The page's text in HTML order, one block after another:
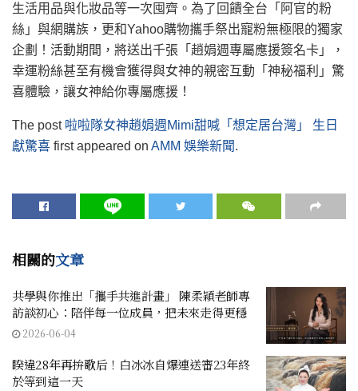
生活用品與化妝品等一次囤齊。為了回饋全台「阿官的粉
絲」與網購族，更和Yahoo購物攜手祭出寵粉無極限的獨家
企劃！活動期間，將送出千張「趙娟週專屬應援簽名卡」，
幸運粉絲甚至有機會獲得與女神的親密互動「神秘福利」驚
喜體驗，讓女神給你專屬應援！
The post 啦啦隊女神趙娟週Mimi甜喊「想定居台灣」 生日
獻驚喜 first appeared on AMM 娛樂新聞.
相關的文章
共學與你推出「攜手共進計畫」 陳柔穎老師專
訪談初心：陪伴每一位成員，把未來走得更穩
2026-06-04
睽違28年再拚歌后！白冰冰自爆連送審23年終
於等到這一天